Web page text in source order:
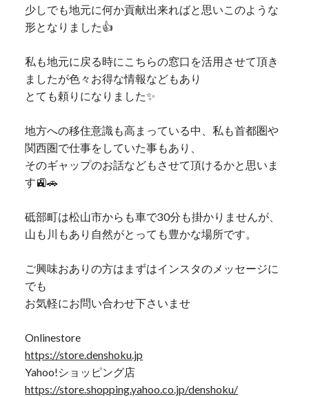
少しでも地元に何か貢献出来ればと思いこのような
形となりました👍
私も地元に戻る時にこちらの窓口を活用させて頂き
ましたが色々お得な情報などもあり
とても頼りになりました✨
地方への移住意識も高まっている中、私も首都圏や
関西圏で仕事をしていた事もあり、
そのギャップのお話などもさせて頂けるかと思いま
す🚉🚗
砥部町は松山市からも車で30分も掛かりませんが、
山も川もあり自然がとっても豊かな場所です。
ご興味おありの方はまずはインスタのメッセージに
でも
お気軽にお問い合わせ下さいませ
Onlinestore
https://store.denshoku.jp
Yahoo!ショッピング店
https://store.shopping.yahoo.co.jp/denshoku/